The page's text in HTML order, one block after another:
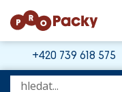
+420 739 618 575